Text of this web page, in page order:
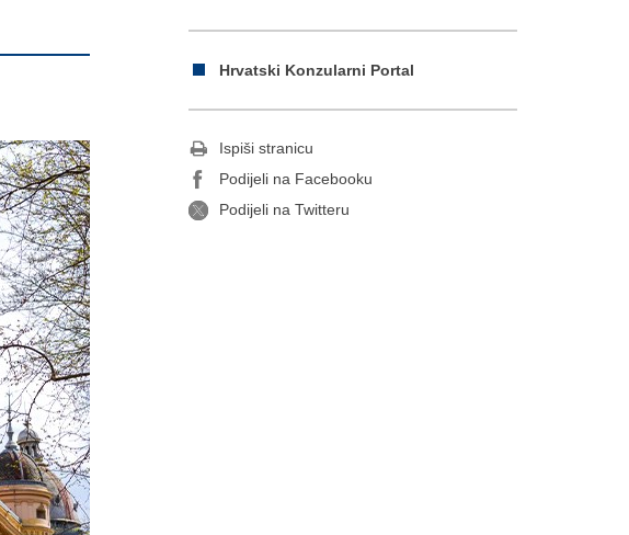
Hrvatski Konzularni Portal
Ispiši stranicu
Podijeli na Facebooku
Podijeli na Twitteru